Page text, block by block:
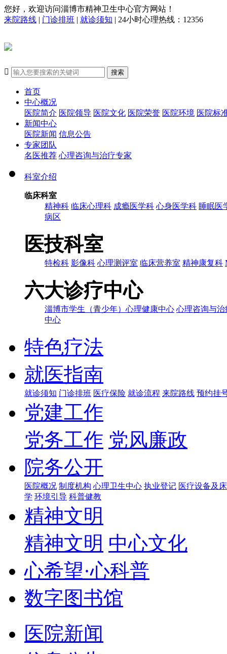
您好，欢迎访问淄博市精神卫生中心官方网站！
来院路线 | 门诊排班 | 就诊须知 | 24小时心理热线：12356
 搜索
首页
中心概况
医院简介 医院领导 医院文化 医院荣誉 医院环境 医院标
新闻中心
医院新闻 信息公告
专家团队
名医推荐 心理咨询与治疗专家
科室介绍
临床科室
精神科 临床心理科 成瘾医学科 心身医学科 睡眠医
病区
医技科室
特检科 影像科 心理测评室 临床营养室 精神康复科
六大诊疗中心
淄博市学生（青少年）心理健康中心 心理咨询与治
中心
特色疗法
就医指南
就诊须知 门诊排班 医疗保险 就诊流程 来院路线 预约挂
党建工作
党务工作 党风廉政
院务公开
医院概况 制度机构 心理卫生中心 执业登记 医疗设备及
学 环境引导 科普健教
精神文明
精神文明 中心文化
心希望·心科普
数字图书馆
医院新闻